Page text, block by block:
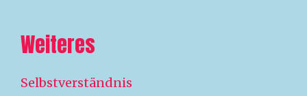
Weiteres
Selbstverständnis